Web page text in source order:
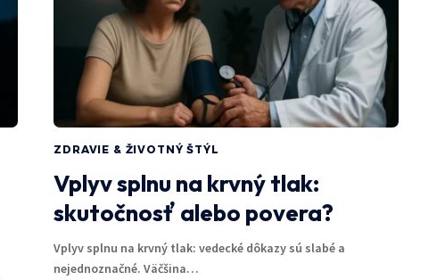
ZDRAVIE & ŽIVOTNÝ ŠTÝL
Vplyv splnu na krvný tlak:
skutočnosť alebo povera?
Vplyv splnu na krvný tlak: vedecké dôkazy sú slabé a
nejednoznačné. Väčšina…